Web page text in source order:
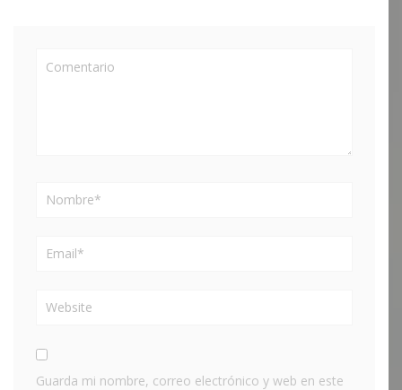
Guarda mi nombre, correo electrónico y web en este